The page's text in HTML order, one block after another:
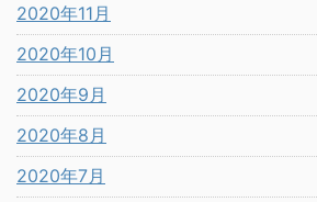
2020年11月
2020年10月
2020年9月
2020年8月
2020年7月